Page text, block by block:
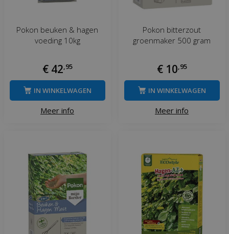
Pokon beuken & hagen
voeding 10kg
€ 42 95
Meer info
IN WINKELWAGEN
Pokon bitterzout
groenmaker 500 gram
€ 10 95
Meer info
IN WINKELWAGEN